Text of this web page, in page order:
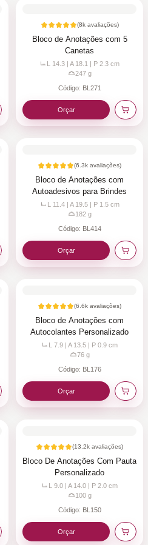
(8kavaliações)
Bloco de Anotações com 5
Canetas
L 14.3 | A 18.1 | P 2.3 cm
247g
Código: BL271
Orçar
(6.3k avaliações)
Bloco de Anotações com
Autoadesivos para Brindes
L 11.4 | A 19.5 | P 1.5cm
182g
Código: BL414
Orçar
(6.6k avaliações)
Bloco de Anotações com
Autocolantes Personalizado
L 7.9 | A 13.5 | P 0.9 cm
76g
Código: BL176
Orçar
(13.2k avaliações)
Bloco De Anotações Com Pauta
Personalizado
L 9.0 | A 14.0 | P 2.0 cm
100g
Código: BL150
Orçar